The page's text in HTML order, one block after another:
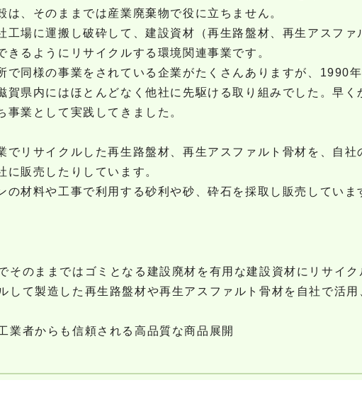
は、そのままでは産業廃棄物で役に立ちません。
工場に運搬し破砕して、建設資材（再生路盤材、再生アスファ
きるようにリサイクルする環境関連事業です。
で同様の事業をされている企業がたくさんありますが、1990
賀県内にはほとんどなく他社に先駆ける取り組みでした。早く
事業として実践してきました。
でリサイクルした再生路盤材、再生アスファルト骨材を、自社
に販売したりしています。
の材料や工事で利用する砂利や砂、砕石を採取し販売していま
そのままではゴミとなる建設廃材を有用な建設資材にリサイク
して製造した再生路盤材や再生アスファルト骨材を自社で活用
業者からも信頼される高品質な商品展開